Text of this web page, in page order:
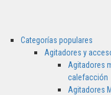
Categorías populares
Agitadores y
Agitadores
calefacción
Agitadores